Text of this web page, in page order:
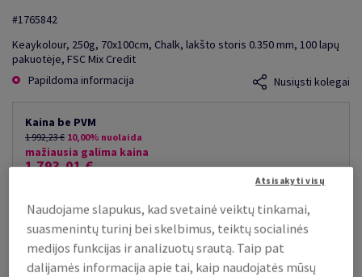
#1765842
Keaykolour, 250g, 70x100cm, Chalk, lakšto storis 0.350 mm, 100 lapų
pakuotėje, FSC Mix Credit
Papildoma informacija
Nusiųsti kolegai
Kaina be PVM
1 992,23 € 10,00% nuolaida
mažiausia galima kaina
1 793,01 €
PRISTATYMAS APYTIKSLIAI PER 16 DIENAS (-Ų)
(NEGRĄŽINAMA PREKĖ)
Kiekių palyginimas
Naudojame slapukus, kad svetainė veiktų tinkamai,
suasmenintų turinį bei skelbimus, teiktų socialinės
medijos funkcijas ir analizuotų srautą. Taip pat
dalijamės informacija apie tai, kaip naudojatės mūsų
Atsisakyti visų